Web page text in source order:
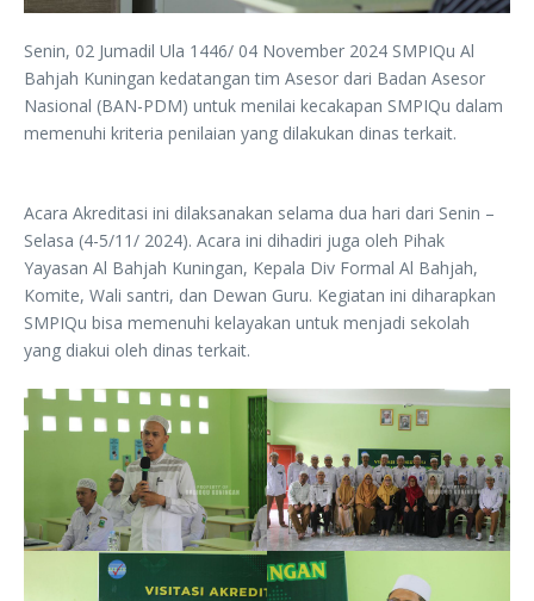
Senin, 02 Jumadil Ula 1446/ 04 November 2024 SMPIQu Al
Bahjah Kuningan kedatangan tim Asesor dari Badan Asesor
Nasional (BAN-PDM) untuk menilai kecakapan SMPIQu dalam
memenuhi kriteria penilaian yang dilakukan dinas terkait.
Acara Akreditasi ini dilaksanakan selama dua hari dari Senin –
Selasa (4-5/11/ 2024). Acara ini dihadiri juga oleh Pihak
Yayasan Al Bahjah Kuningan, Kepala Div Formal Al Bahjah,
Komite, Wali santri, dan Dewan Guru. Kegiatan ini diharapkan
SMPIQu bisa memenuhi kelayakan untuk menjadi sekolah
yang diakui oleh dinas terkait.